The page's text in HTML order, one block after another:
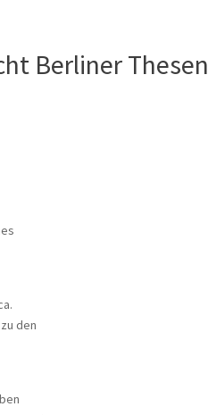
Berliner Thesen
den